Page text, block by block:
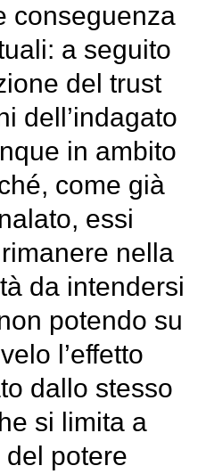
conseguenza
a seguito
del trust
dell’indagato
in ambito
come già
essi
nella
da intendersi
potendo su
l’effetto
dallo stesso
si limita a
potere